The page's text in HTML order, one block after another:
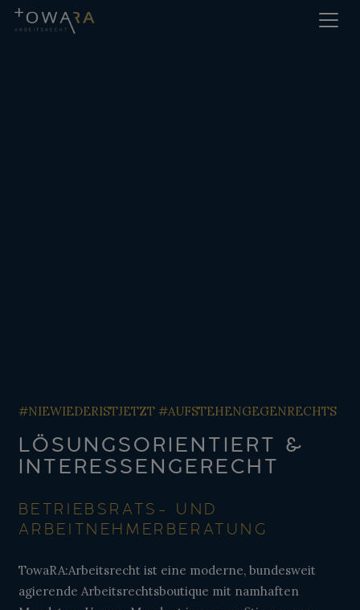
#NIEWIEDERISTJETZT #AUFSTEHENGEGENRECHTS
LÖSUNGSORIENTIERT &
INTERESSENGERECHT
BETRIEBSRATS- UND
ARBEITNEHMERBERATUNG
TowaRA:Arbeitsrecht ist eine moderne, bundesweit
agierende Arbeitsrechtsboutique mit namhaften